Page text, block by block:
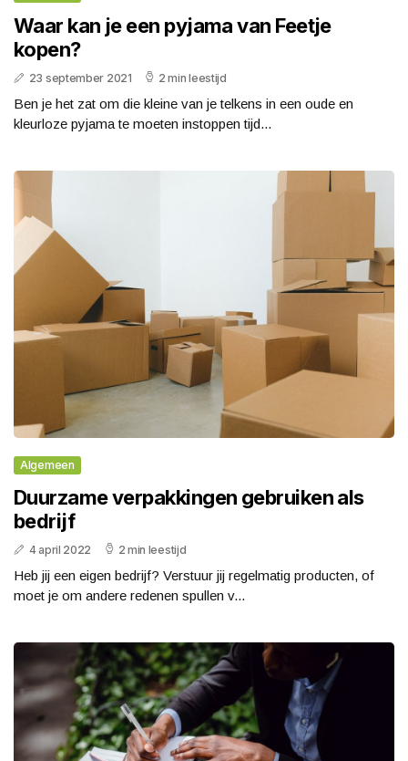
Waar kan je een pyjama van Feetje
kopen?
23 september 2021 2 min leestijd
Ben je het zat om die kleine van je telkens in een oude en
kleurloze pyjama te moeten instoppen tijd...
Algemeen
Duurzame verpakkingen gebruiken als
bedrijf
4 april 2022 2 min leestijd
Heb jij een eigen bedrijf? Verstuur jij regelmatig producten, of
moet je om andere redenen spullen v...